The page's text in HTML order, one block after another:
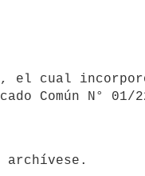
archívese.